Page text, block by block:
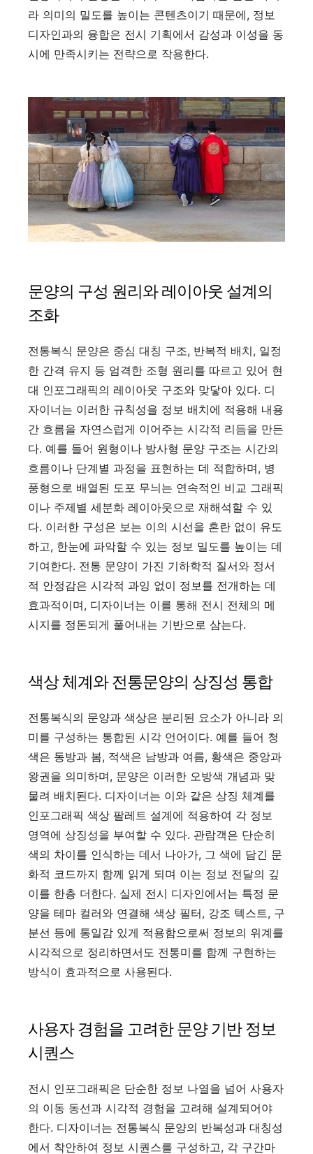
라 의미의 밀도를 높이는 콘텐츠이기 때문에, 정보
디자인과의 융합은 전시 기획에서 감성과 이성을 동
시에 만족시키는 전략으로 작용한다.
문양의 구성 원리와 레이아웃 설계의
조화
전통복식 문양은 중심 대칭 구조, 반복적 배치, 일정
한 간격 유지 등 엄격한 조형 원리를 따르고 있어 현
대 인포그래픽의 레이아웃 구조와 맞닿아 있다. 디
자이너는 이러한 규칙성을 정보 배치에 적용해 내용
간 흐름을 자연스럽게 이어주는 시각적 리듬을 만든
다. 예를 들어 원형이나 방사형 문양 구조는 시간의
흐름이나 단계별 과정을 표현하는 데 적합하며, 병
풍형으로 배열된 도포 무늬는 연속적인 비교 그래픽
이나 주제별 세분화 레이아웃으로 재해석할 수 있
다. 이러한 구성은 보는 이의 시선을 혼란 없이 유도
하고, 한눈에 파악할 수 있는 정보 밀도를 높이는 데
기여한다. 전통 문양이 가진 기하학적 질서와 정서
적 안정감은 시각적 과잉 없이 정보를 전개하는 데
효과적이며, 디자이너는 이를 통해 전시 전체의 메
시지를 정돈되게 풀어내는 기반으로 삼는다.
색상 체계와 전통문양의 상징성 통합
전통복식의 문양과 색상은 분리된 요소가 아니라 의
미를 구성하는 통합된 시각 언어이다. 예를 들어 청
색은 동방과 봄, 적색은 남방과 여름, 황색은 중앙과
왕권을 의미하며, 문양은 이러한 오방색 개념과 맞
물려 배치된다. 디자이너는 이와 같은 상징 체계를
인포그래픽 색상 팔레트 설계에 적용하여 각 정보
영역에 상징성을 부여할 수 있다. 관람객은 단순히
색의 차이를 인식하는 데서 나아가, 그 색에 담긴 문
화적 코드까지 함께 읽게 되며 이는 정보 전달의 깊
이를 한층 더한다. 실제 전시 디자인에서는 특정 문
양을 테마 컬러와 연결해 색상 필터, 강조 텍스트, 구
분선 등에 통일감 있게 적용함으로써 정보의 위계를
시각적으로 정리하면서도 전통미를 함께 구현하는
방식이 효과적으로 사용된다.
사용자 경험을 고려한 문양 기반 정보
시퀀스
전시 인포그래픽은 단순한 정보 나열을 넘어 사용자
의 이동 동선과 시각적 경험을 고려해 설계되어야
한다. 디자이너는 전통복식 문양의 반복성과 대칭성
에서 착안하여 정보 시퀀스를 구성하고, 각 구간마